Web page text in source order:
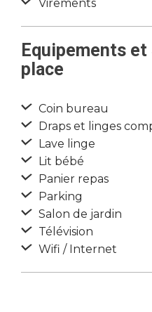
Virements
Equipements
place
Coin bureau
Draps et linges
Lave linge
Lit bébé
Panier repas
Parking
Salon de jardin
Télévision
Wifi / Internet